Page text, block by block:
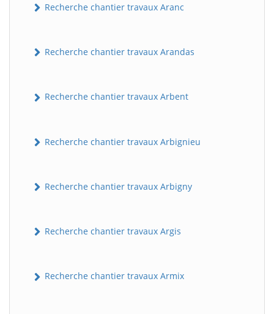
Recherche chantier travaux Aranc
Recherche chantier travaux Arandas
Recherche chantier travaux Arbent
Recherche chantier travaux Arbignieu
Recherche chantier travaux Arbigny
Recherche chantier travaux Argis
Recherche chantier travaux Armix